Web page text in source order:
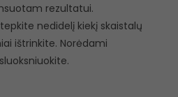
rezultatui.
nedidelį kiekį skaistalų
ištrinkite. Norėdami